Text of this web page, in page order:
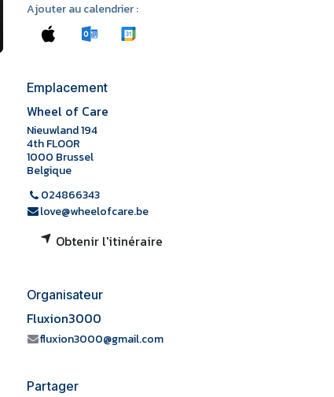
Ajouter au calendrier :
Emplacement
Wheel of Care
Nieuwland 194
4th FLOOR
1000 Brussel
Belgique
024866343
love@wheelofcare.be
Obtenir l'itinéraire
Organisateur
Fluxion3000
fluxion3000@gmail.com
Partager